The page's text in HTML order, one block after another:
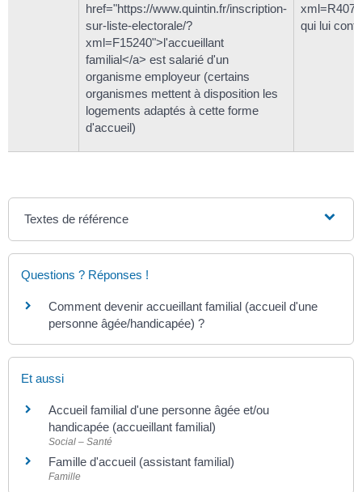
href="https://www.quintin.fr/inscription-
sur-liste-electorale/?
xml=F15240">l'accueillant
familial</a> est salarié d'un
organisme employeur (certains
organismes mettent à disposition les
logements adaptés à cette forme
d'accueil)
qui lui
Textes de référence
Questions ? Réponses !
Comment devenir accueillant familial (accueil d'une
personne âgée/handicapée) ?
Et aussi
Accueil familial d'une personne âgée et/ou
handicapée (accueillant familial)
Social – Santé
Famille d'accueil (assistant familial)
Famille